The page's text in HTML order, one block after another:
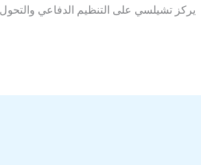
يركز تشيلسي على التنظيم الدفاعي والتحول